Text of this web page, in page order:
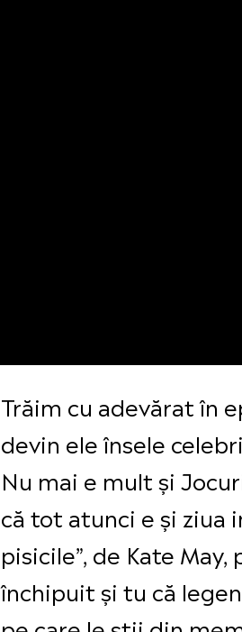
Trăim cu adevărat în
devin ele însele
Nu mai e mult și
că tot atunci e și ziua
pisicile”, de Kate
închipuit și tu că